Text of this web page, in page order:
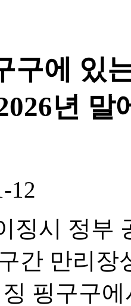
구에 있
년
12
징시 정부
간 만리장
핑구구